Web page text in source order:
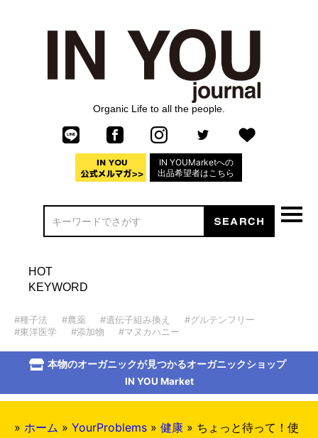
Organic Life to all the people.
IN YOUMarketへの
出品希望者はこちら
HOT
KEYWORD
#種子法 #農薬 #遺伝子組み換え
#グルテンフリー
#東洋医学
#添加物 #マヌカハニー
本物のオーガニックが見つかるオーガニックショップ
IN YOU Market
» ホーム » YourProblems » 健康 » ちょっと待って！使